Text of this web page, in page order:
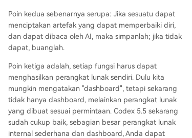
Poin kedua sebenarnya serupa: Jika sesuatu dapat
menciptakan artefak yang dapat memperbaiki diri,
dan dapat dibaca oleh AI, maka simpanlah; jika tidak
dapat, buanglah.
Poin ketiga adalah, setiap fungsi harus dapat
menghasilkan perangkat lunak sendiri. Dulu kita
mungkin mengatakan "dashboard", tetapi sekarang
tidak hanya dashboard, melainkan perangkat lunak
yang dibuat sesuai permintaan. Codex 5.5 sekarang
sudah cukup baik, sebagian besar perangkat lunak
internal sederhana dan dashboard, Anda dapat